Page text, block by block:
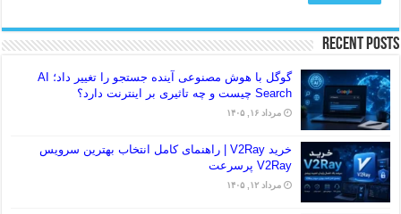
Recent Posts
گوگل با هوش مصنوعی آینده جستجو را تغییر داد؛ AI
Search چیست و چه تاثیری بر اینترنت دارد؟
مرداد ۱۶, ۱۴۰۵
خرید V2Ray | راهنمای کامل انتخاب بهترین سرویس
V2Ray پرسرعت
مرداد ۱۲, ۱۴۰۵